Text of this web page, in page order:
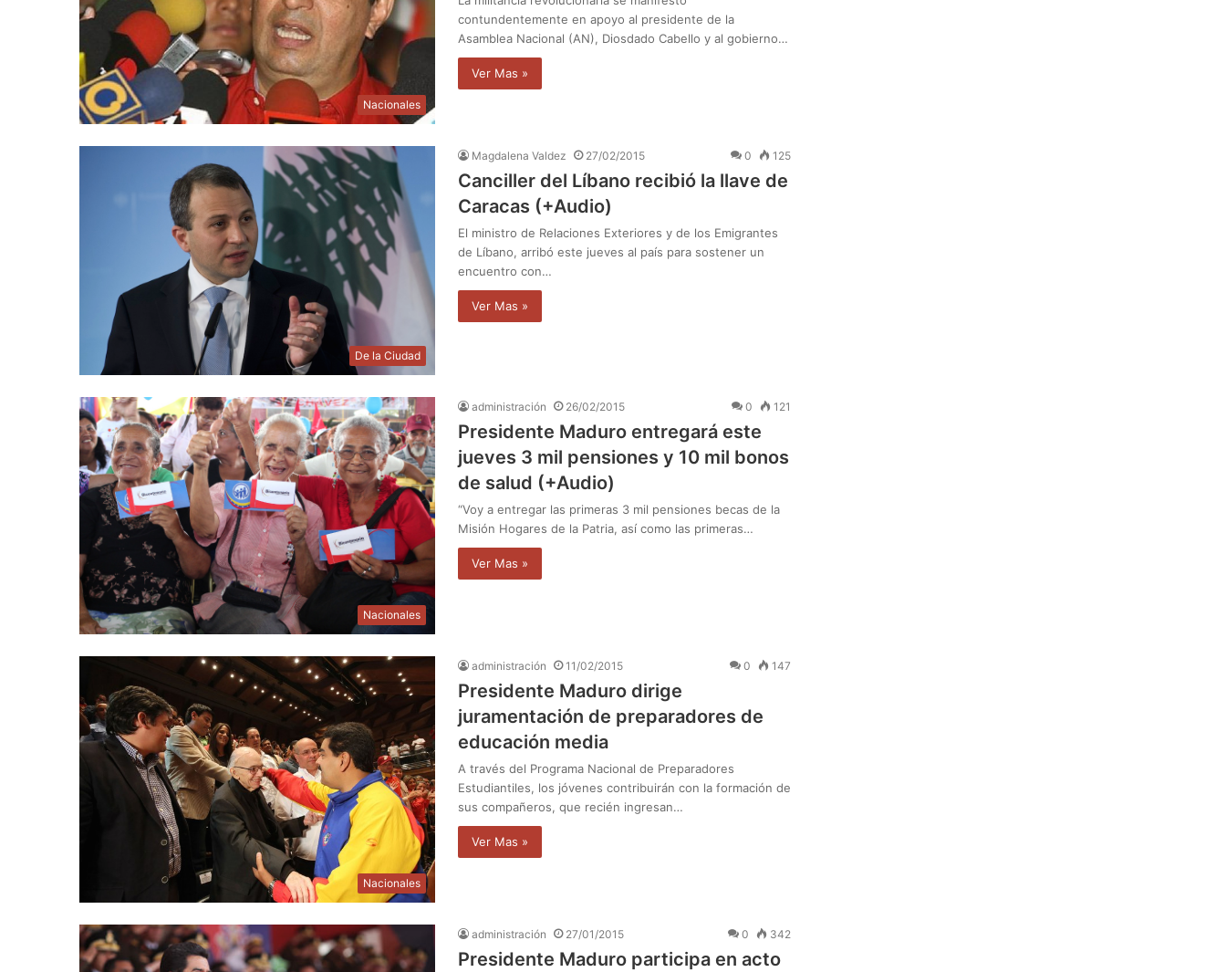
Nacionales
contundentemente en apoyo al presidente de la
Asamblea Nacional (AN), Diosdado Cabello y al gobierno…
Ver Mas »
De la Ciudad
Magdalena Valdez 27/02/2015 0 125
Canciller del Líbano recibió la llave de
Caracas (+Audio)
El ministro de Relaciones Exteriores y de los Emigrantes
de Líbano, arribó este jueves al país para sostener un
encuentro con…
Ver Mas »
Nacionales
administración 26/02/2015 0 121
Presidente Maduro entregará este
jueves 3 mil pensiones y 10 mil bonos
de salud (+Audio)
“Voy a entregar las primeras 3 mil pensiones becas de la
Misión Hogares de la Patria, así como las primeras…
Ver Mas »
Nacionales
administración 11/02/2015 0 147
Presidente Maduro dirige
juramentación de preparadores de
educación media
A través del Programa Nacional de Preparadores
Estudiantiles, los jóvenes contribuirán con la formación de
sus compañeros, que recién ingresan…
Ver Mas »
administración 27/01/2015 0 342
Presidente Maduro participa en acto